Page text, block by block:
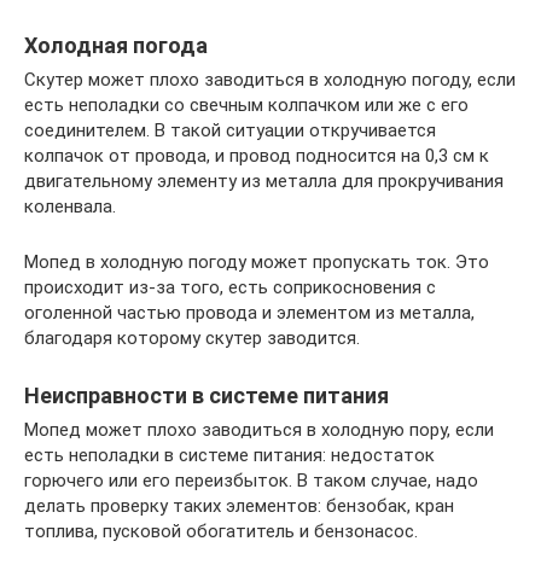
Холодная погода
Скутер может плохо заводиться в холодную погоду, если
есть неполадки со свечным колпачком или же с его
соединителем. В такой ситуации откручивается
колпачок от провода, и провод подносится на 0,3 см к
двигательному элементу из металла для прокручивания
коленвала.
Мопед в холодную погоду может пропускать ток. Это
происходит из-за того, есть соприкосновения с
оголенной частью провода и элементом из металла,
благодаря которому скутер заводится.
Неисправности в системе питания
Мопед может плохо заводиться в холодную пору, если
есть неполадки в системе питания: недостаток
горючего или его переизбыток. В таком случае, надо
делать проверку таких элементов: бензобак, кран
топлива, пусковой обогатитель и бензонасос.